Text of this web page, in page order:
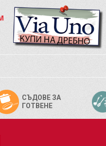
СЪДОВЕ ЗА
ГОТВЕНЕ